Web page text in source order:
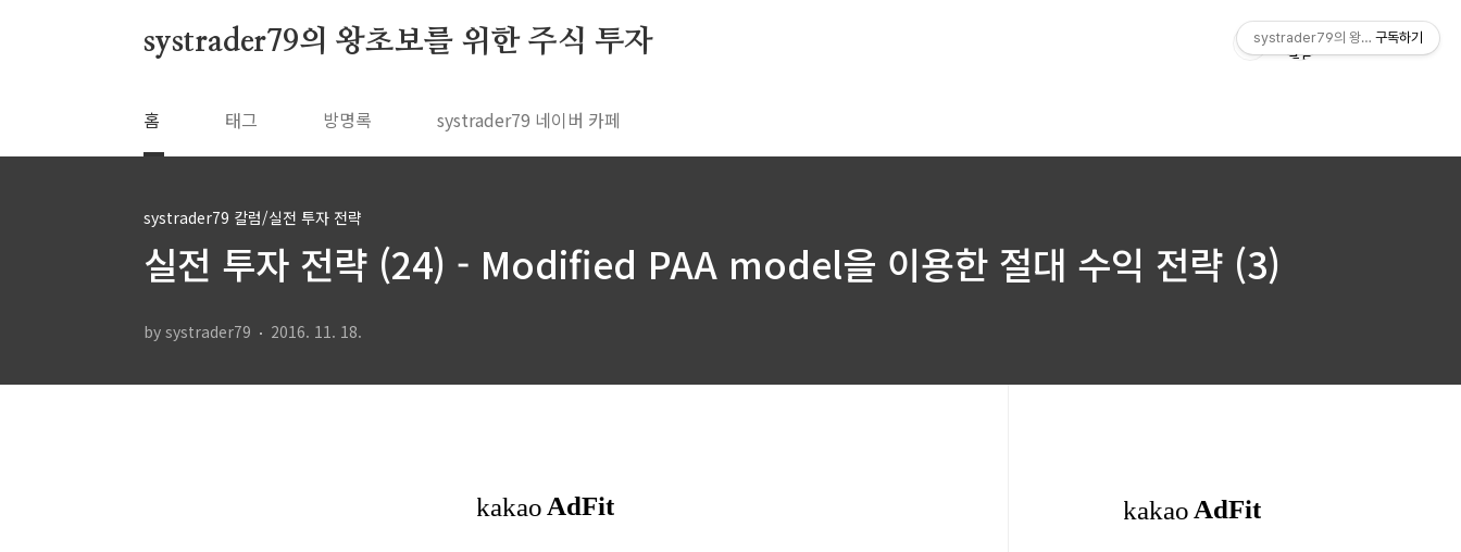
systrader79의 왕초보를 위한 주식 투자
홈 태그 방명록 systrader79 네이버 카페
systrader79 칼럼/실전 투자 전략
실전 투자 전략 (24) - Modified PAA model을 이용한 절대 수익 전략 (3)
by systrader79 2016. 11. 18.
systrader79의 왕초보를 위한 주식
구독하기